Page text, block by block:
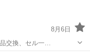
8月6日
交換、セル一…